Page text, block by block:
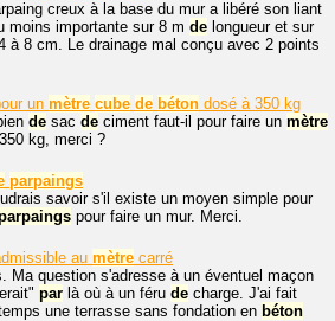
creux à la base du mur a libéré son liant
moins importante sur 8 m de longueur et sur
à 8 cm. Le drainage mal conçu avec 2 points
un mètre cube de béton dosé à 350 kg
de sac de ciment faut-il pour faire un mètre
kg, merci ?
parpaings
savoir s'il existe un moyen simple pour
pour faire un mur. Merci.
au mètre carré
Ma question s'adresse à un éventuel maçon
par là où à un féru de charge. J'ai fait
une terrasse sans fondation en béton